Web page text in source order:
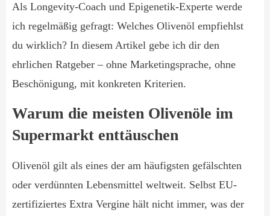
Als Longevity-Coach und Epigenetik-Experte werde
ich regelmäßig gefragt: Welches Olivenöl empfiehlst
du wirklich? In diesem Artikel gebe ich dir den
ehrlichen Ratgeber – ohne Marketingsprache, ohne
Beschönigung, mit konkreten Kriterien.
Warum die meisten Olivenöle im
Supermarkt enttäuschen
Olivenöl gilt als eines der am häufigsten gefälschten
oder verdünnten Lebensmittel weltweit. Selbst EU-
zertifiziertes Extra Vergine hält nicht immer, was der